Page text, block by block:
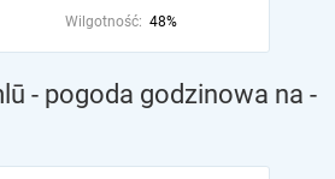
Wilgotność: 48%
- pogoda godzinowa na -